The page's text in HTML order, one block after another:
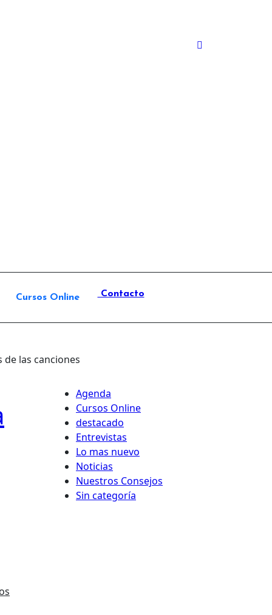
Cursos Online Contacto
las canciones
Agenda
Cursos Online
destacado
Entrevistas
Lo mas nuevo
Noticias
Nuestros Consejos
Sin categoría